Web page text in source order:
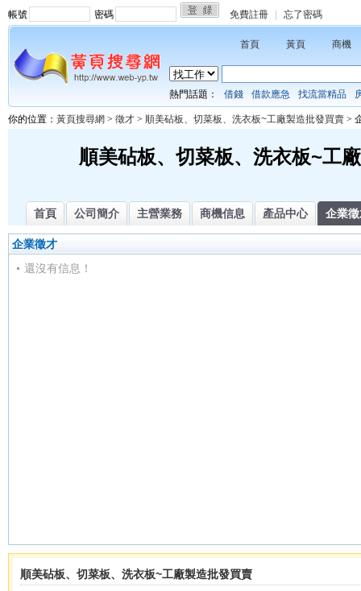
帳號 密碼 免費註冊 忘了密碼
首頁 黃頁 商機
熱門話題： 借錢 借款應急 找流當精品
你的位置： 黃頁搜尋網 > 徵才 > 順美砧板、切菜板、洗衣板~工廠製造批發買賣 >
順美砧板、切菜板、洗衣板~工
首頁 公司簡介 主營業務 商機信息 產品中心 企業
企業徵才
還沒有信息！
順美砧板、切菜板、洗衣板~工廠製造批發買賣